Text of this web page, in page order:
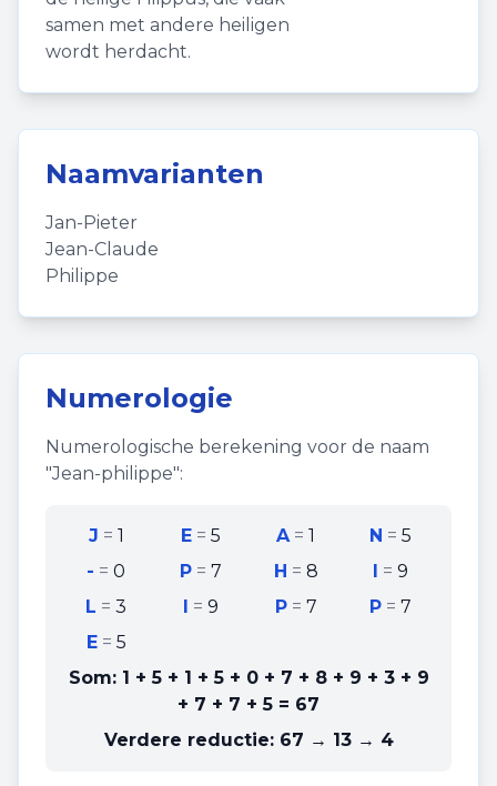
samen met andere heiligen
wordt herdacht.
Naamvarianten
Jan-Pieter
Jean-Claude
Philippe
Numerologie
Numerologische berekening voor de naam
"Jean-philippe":
J = 1 E =5 A=1 N =5
- =0 P =7 H = 8 I =9
L =3 I =9 P= 7 P =7
E= 5
Som: 1 + 5 + 1 + 5 + 0 + 7 + 8 + 9 + 3 + 9
+ 7 + 7 + 5 = 67
Verdere reductie: 67 → 13 → 4